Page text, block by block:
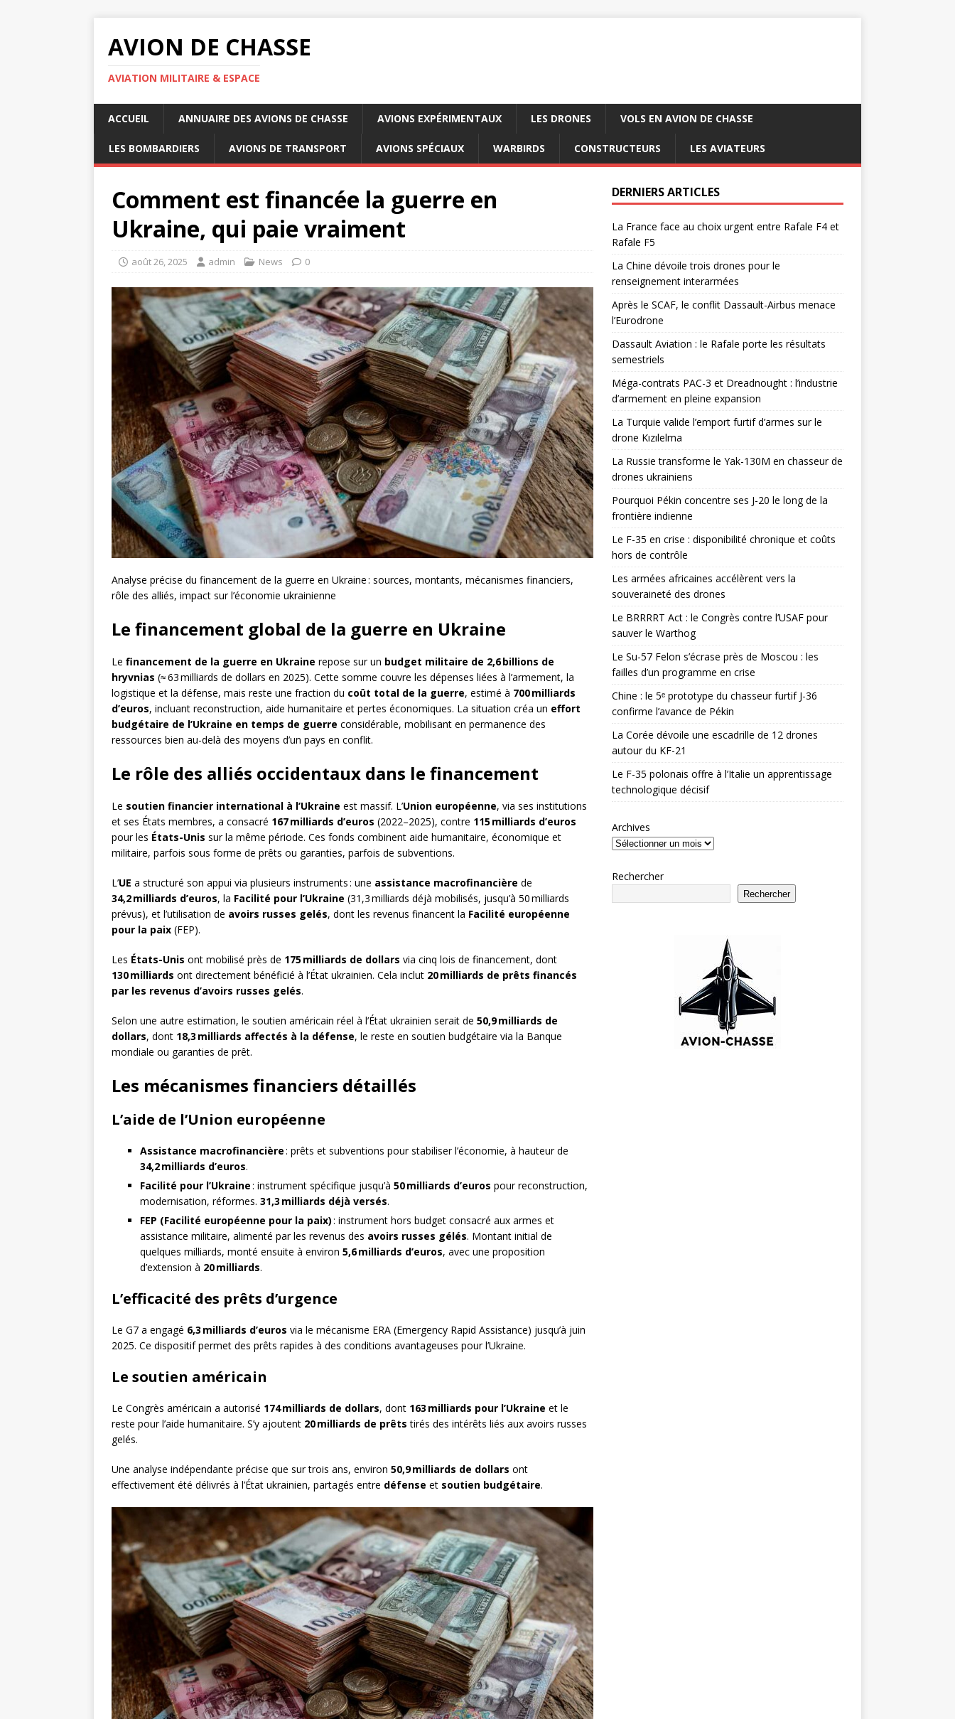
AVION DE CHASSE
AVIATION MILITAIRE & ESPACE
ACCUEIL ANNUAIRE DES AVIONS DE CHASSE AVIONS EXPÉRIMENTAUX LES DRONES VOLS EN AVION DE CHASSE
LES BOMBARDIERS AVIONS DE TRANSPORT AVIONS SPÉCIAUX WARBIRDS CONSTRUCTEURS LES AVIATEURS
Comment est financée la guerre en
Ukraine, qui paie vraiment
août 26, 2025 admin News 0
Analyse précise du financement de la guerre en Ukraine : sources, montants, mécanismes financiers,
rôle des alliés, impact sur l’économie ukrainienne
Le financement global de la guerre en Ukraine
Le financement de la guerre en Ukraine repose sur un budget militaire de 2,6 billions de
hryvnias (≈ 63 milliards de dollars en 2025). Cette somme couvre les dépenses liées à l’armement, la
logistique et la défense, mais reste une fraction du coût total de la guerre, estimé à 700 milliards
d’euros, incluant reconstruction, aide humanitaire et pertes économiques. La situation créa un effort
budgétaire de l’Ukraine en temps de guerre considérable, mobilisant en permanence des
ressources bien au-delà des moyens d’un pays en conflit.
Le rôle des alliés occidentaux dans le financement
Le soutien financier international à l’Ukraine est massif. L’Union européenne, via ses institutions
et ses États membres, a consacré 167 milliards d’euros (2022–2025), contre 115 milliards d’euros
pour les États-Unis sur la même période. Ces fonds combinent aide humanitaire, économique et
militaire, parfois sous forme de prêts ou garanties, parfois de subventions.
L’UE a structuré son appui via plusieurs instruments : une assistance macrofinancière de
34,2 milliards d’euros, la Facilité pour l’Ukraine (31,3 milliards déjà mobilisés, jusqu’à 50 milliards
prévus), et l’utilisation de avoirs russes gelés, dont les revenus financent la Facilité européenne
pour la paix (FEP).
Les États-Unis ont mobilisé près de 175 milliards de dollars via cinq lois de financement, dont
130 milliards ont directement bénéficié à l’État ukrainien. Cela inclut 20 milliards de prêts financés
par les revenus d’avoirs russes gelés.
Selon une autre estimation, le soutien américain réel à l’État ukrainien serait de 50,9 milliards de
dollars, dont 18,3 milliards affectés à la défense, le reste en soutien budgétaire via la Banque
mondiale ou garanties de prêt.
Les mécanismes financiers détaillés
L’aide de l’Union européenne
Assistance macrofinancière: prêts et subventions pour stabiliser l’économie, à hauteur de
34,2 milliards d’euros.
Facilité pour l’Ukraine: instrument spécifique jusqu’à 50 milliards d’euros pour reconstruction,
modernisation, réformes. 31,3 milliards déjà versés.
FEP (Facilité européenne pour la paix): instrument hors budget consacré aux armes et
assistance militaire, alimenté par les revenus des avoirs russes gélés. Montant initial de
quelques milliards, monté ensuite à environ 5,6 milliards d’euros, avec une proposition
d’extension à 20 milliards.
L’efficacité des prêts d’urgence
Le G7 a engagé 6,3 milliards d’euros via le mécanisme ERA (Emergency Rapid Assistance) jusqu’à juin
2025. Ce dispositif permet des prêts rapides à des conditions avantageuses pour l’Ukraine.
Le soutien américain
Le Congrès américain a autorisé 174 milliards de dollars, dont 163 milliards pour l’Ukraine et le
reste pour l’aide humanitaire. S’y ajoutent 20 milliards de prêts tirés des intérêts liés aux avoirs russes
gelés.
Une analyse indépendante précise que sur trois ans, environ 50,9 milliards de dollars ont
effectivement été délivrés à l’État ukrainien, partagés entre défense et soutien budgétaire.
DERNIERS ARTICLES
La France face au choix urgent entre Rafale F4 et
Rafale F5
La Chine dévoile trois drones pour le
renseignement interarmées
Après le SCAF, le conflit Dassault-Airbus menace
l’Eurodrone
Dassault Aviation : le Rafale porte les résultats
semestriels
Méga-contrats PAC-3 et Dreadnought : l’industrie
d’armement en pleine expansion
La Turquie valide l’emport furtif d’armes sur le
drone Kızılelma
La Russie transforme le Yak-130M en chasseur de
drones ukrainiens
Pourquoi Pékin concentre ses J-20 le long de la
frontière indienne
Le F-35 en crise : disponibilité chronique et coûts
hors de contrôle
Les armées africaines accélèrent vers la
souveraineté des drones
Le BRRRRT Act : le Congrès contre l’USAF pour
sauver le Warthog
Le Su-57 Felon s’écrase près de Moscou : les
failles d’un programme en crise
Chine : le 5ᵉ prototype du chasseur furtif J-36
confirme l’avance de Pékin
La Corée dévoile une escadrille de 12 drones
autour du KF-21
Le F-35 polonais offre à l’Italie un apprentissage
technologique décisif
Archives
Rechercher
Rechercher